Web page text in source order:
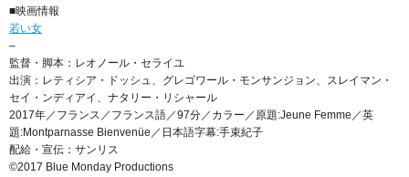
■映画情報
若い女
–
監督・脚本：レオノール・セライユ
出演：レティシア・ドッシュ、グレゴワール・モンサンジョン、スレイマン・
セイ・ンディアイ、ナタリー・リシャール
2017年／フランス／フランス語／97分／カラー／原題:Jeune Femme／英
題:Montparnasse Bienvenüe／日本語字幕:手束紀子
配給・宣伝：サンリス
©2017 Blue Monday Productions